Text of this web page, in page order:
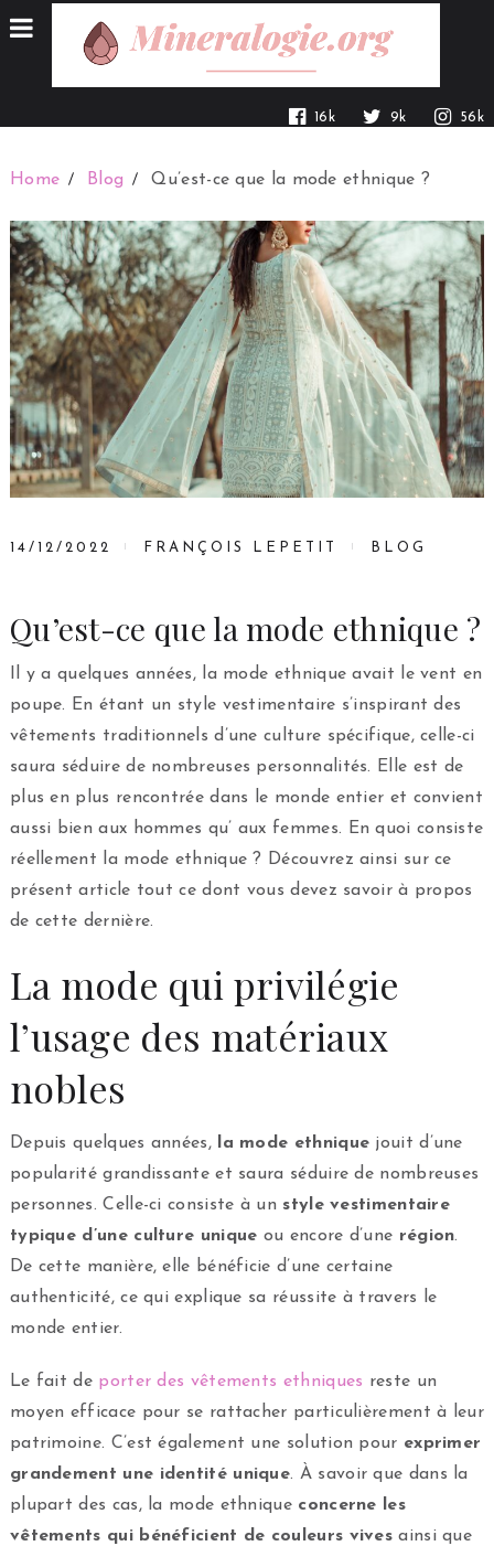
16k 9k 56k
Home Blog Qu’est-ce que la mode ethnique ?
14/12/2022 FRANÇOIS LEPETIT BLOG
Qu’est-ce que la mode ethnique ?
Il y a quelques années, la mode ethnique avait le vent en
poupe. En étant un style vestimentaire s’inspirant des
vêtements traditionnels d’une culture spécifique, celle-ci
saura séduire de nombreuses personnalités. Elle est de
plus en plus rencontrée dans le monde entier et convient
aussi bien aux hommes qu’ aux femmes. En quoi consiste
réellement la mode ethnique ? Découvrez ainsi sur ce
présent article tout ce dont vous devez savoir à propos
de cette dernière.
La mode qui privilégie
l’usage des matériaux
nobles
Depuis quelques années, la mode ethnique jouit d’une
popularité grandissante et saura séduire de nombreuses
personnes. Celle-ci consiste à un style vestimentaire
typique d’une culture unique ou encore d’une région.
De cette manière, elle bénéficie d’une certaine
authenticité, ce qui explique sa réussite à travers le
monde entier.
Le fait de porter des vêtements ethniques reste un
moyen efficace pour se rattacher particulièrement à leur
patrimoine. C’est également une solution pour exprimer
grandement une identité unique. À savoir que dans la
plupart des cas, la mode ethnique concerne les
vêtements qui bénéficient de couleurs vivesainsi que